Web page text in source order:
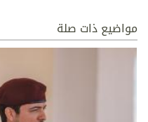
مواضيع ذات صلة